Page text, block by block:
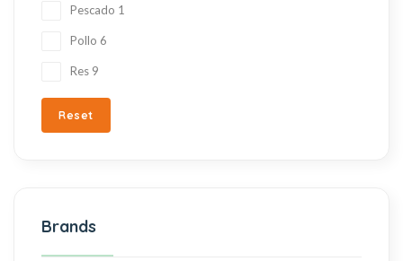
Pescado 1
Pollo 6
Res 9
Reset
Brands